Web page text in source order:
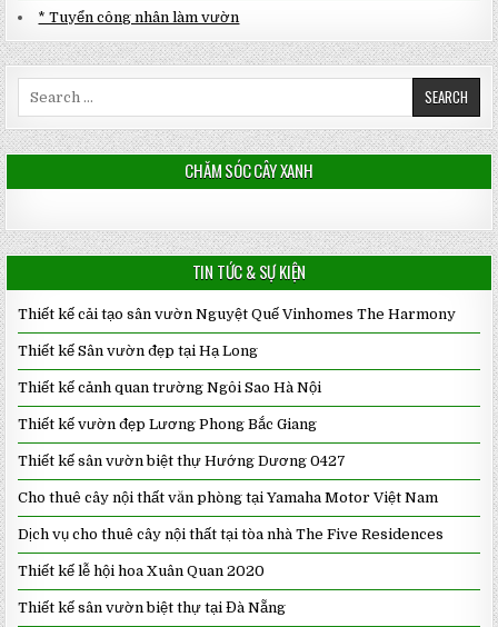
* Tuyển công nhân làm vườn
CHĂM SÓC CÂY XANH
TIN TỨC & SỰ KIỆN
Thiết kế cải tạo sân vườn Nguyệt Quế Vinhomes The Harmony
Thiết kế Sân vườn đẹp tại Hạ Long
Thiết kế cảnh quan trường Ngôi Sao Hà Nội
Thiết kế vườn đẹp Lương Phong Bắc Giang
Thiết kế sân vườn biệt thự Hướng Dương 0427
Cho thuê cây nội thất văn phòng tại Yamaha Motor Việt Nam
Dịch vụ cho thuê cây nội thất tại tòa nhà The Five Residences
Thiết kế lễ hội hoa Xuân Quan 2020
Thiết kế sân vườn biệt thự tại Đà Nẵng